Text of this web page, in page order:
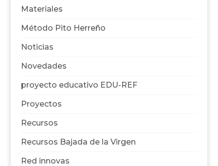
Materiales
Método Pito Herreño
Noticias
Novedades
proyecto educativo EDU-REF
Proyectos
Recursos
Recursos Bajada de la Virgen
Red innovas